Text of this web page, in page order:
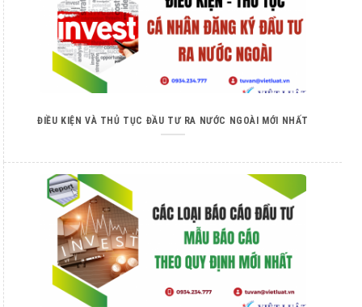
ĐIỀU KIỆN VÀ THỦ TỤC ĐẦU TƯ RA NƯỚC NGOÀI MỚI NHẤT